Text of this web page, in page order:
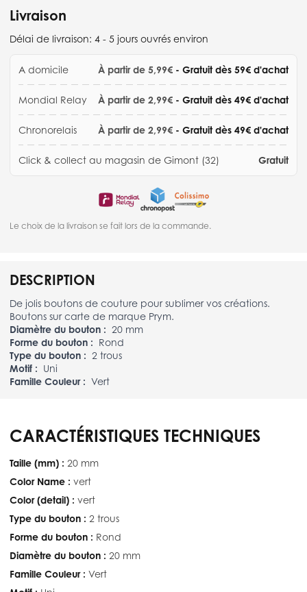
Livraison
Délai de livraison: 4 - 5 jours ouvrés environ
A domicile À partir de 5,99€ - Gratuit dès 59€ d'achat
Mondial Relay À partir de 2,99€ - Gratuit dès 49€ d'achat
Chronorelais À partir de 2,99€ - Gratuit dès 49€ d'achat
Click & collect au magasin de Gimont (32) Gratuit
Le choix de la livraison se fait lors de la commande.
DESCRIPTION
De jolis boutons de couture pour sublimer vos créations.
Boutons sur carte de marque Prym.
Diamètre du bouton : 20 mm
Forme du bouton : Rond
Type du bouton : 2 trous
Motif : Uni
Famille Couleur : Vert
CARACTÉRISTIQUES TECHNIQUES
Taille (mm) : 20 mm
Color Name : vert
Color (detail) : vert
Type du bouton : 2 trous
Forme du bouton : Rond
Diamètre du bouton : 20 mm
Famille Couleur : Vert